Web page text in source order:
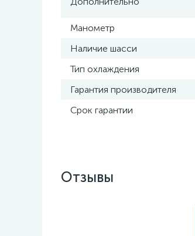
Манометр
Наличие шасси
Тип охлаждения
Гарантия производителя
Срок гарантии
Отзывы